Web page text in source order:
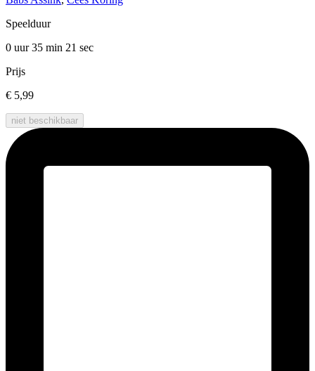
Speelduur
0 uur 35 min 21 sec
Prijs
€ 5,99
niet beschikbaar